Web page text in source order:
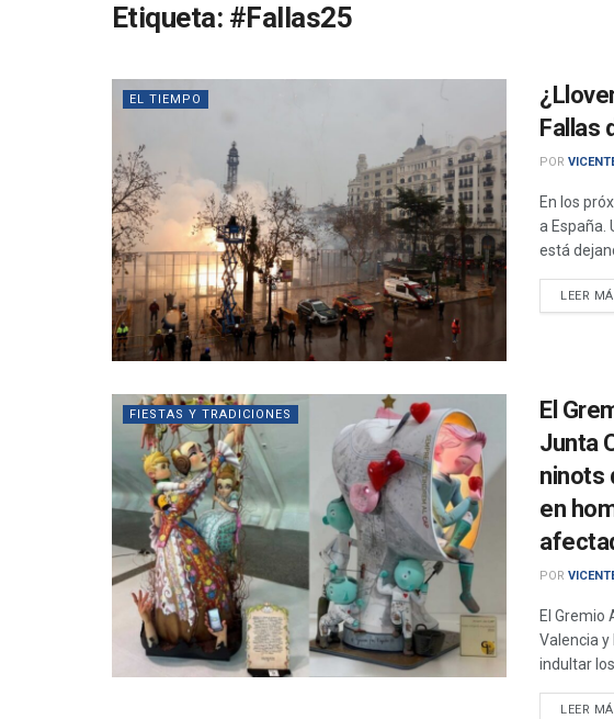
Etiqueta: #Fallas25
EL TIEMPO
Fallas
POR
En los
a España.
está
LEER
FIESTAS Y TRADICIONES
El
Junta
ninots
en
POR
El Gremio
Valencia y
indultar
LEER